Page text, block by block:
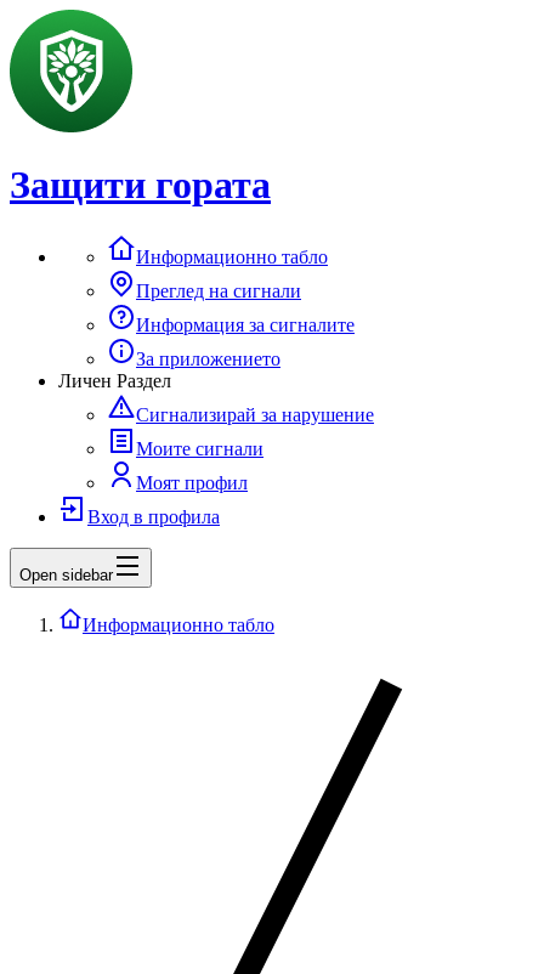
Защити гората
Информационно табло
Преглед на сигнали
Информация за сигналите
За приложението
Личен Раздел
Сигнализирай за нарушение
Моите сигнали
Моят профил
Вход в профила
Open sidebar
Информационно табло